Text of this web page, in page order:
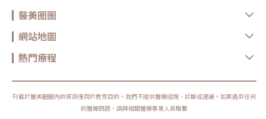
醫美圈圈
網站地圖
熱門療程
刊載於醫美圈圈內的資訊僅用於教育目的。我們不提供醫療諮詢、診斷或建議。如果遇到任何
的醫療問題，請與相關醫療專業人員聯繫